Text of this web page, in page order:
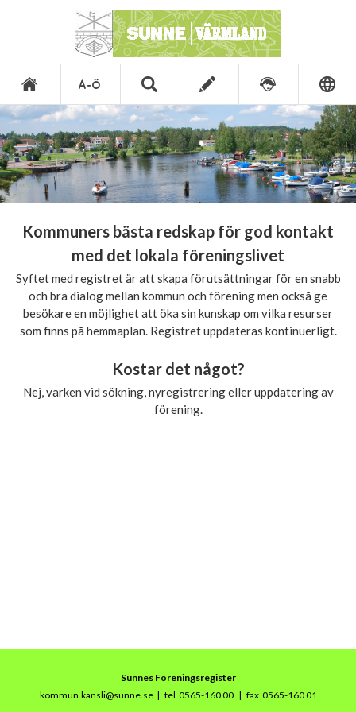
Kommuners bästa redskap för god kontakt
med det lokala föreningslivet
Syftet med registret är att skapa förutsättningar för en snabb
och bra dialog mellan kommun och förening men också ge
besökare en möjlighet att öka sin kunskap om vilka resurser
som finns på hemmaplan. Registret uppdateras kontinuerligt.
Kostar det något?
Nej, varken vid sökning, nyregistrering eller uppdatering av
förening.
Sunnes Föreningsregister
kommun.kansli@sunne.se| tel 0565-160 00 | fax 0565-160 01